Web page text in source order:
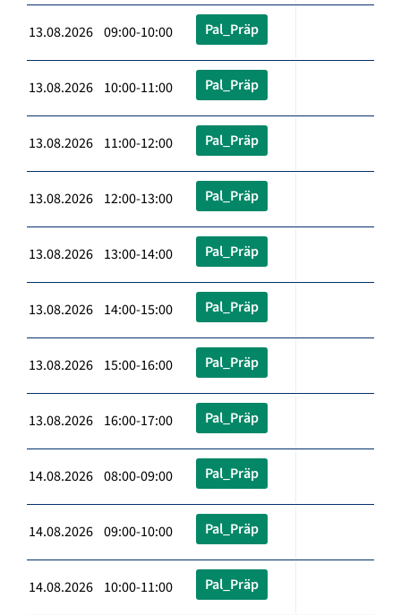
13.08.2026 09:00-10:00 Pal_Präp
13.08.2026 10:00-11:00 Pal_Präp
13.08.2026 11:00-12:00 Pal_Präp
13.08.2026 12:00-13:00 Pal_Präp
13.08.2026 13:00-14:00 Pal_Präp
13.08.2026 14:00-15:00 Pal_Präp
13.08.2026 15:00-16:00 Pal_Präp
13.08.2026 16:00-17:00 Pal_Präp
14.08.2026 08:00-09:00 Pal_Präp
14.08.2026 09:00-10:00 Pal_Präp
14.08.2026 10:00-11:00 Pal_Präp